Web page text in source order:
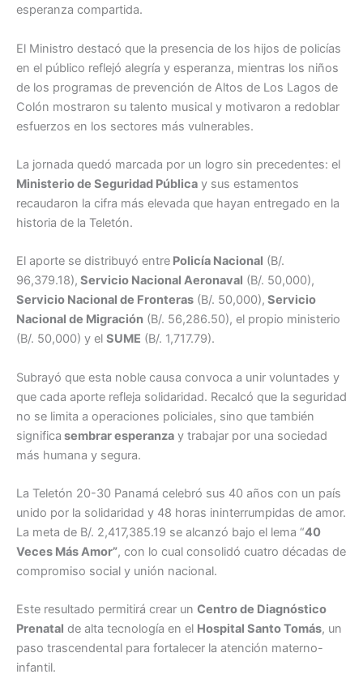
esperanza compartida.
El Ministro destacó que la presencia de los hijos de policías
en el público reflejó alegría y esperanza, mientras los niños
de los programas de prevención de Altos de Los Lagos de
Colón mostraron su talento musical y motivaron a redoblar
esfuerzos en los sectores más vulnerables.
La jornada quedó marcada por un logro sin precedentes: el
Ministerio de Seguridad Pública y sus estamentos
recaudaron la cifra más elevada que hayan entregado en la
historia de la Teletón.
El aporte se distribuyó entre Policía Nacional (B/.
96,379.18), Servicio Nacional Aeronaval (B/. 50,000),
Servicio Nacional de Fronteras (B/. 50,000), Servicio
Nacional de Migración (B/. 56,286.50), el propio ministerio
(B/. 50,000) y el SUME (B/. 1,717.79).
Subrayó que esta noble causa convoca a unir voluntades y
que cada aporte refleja solidaridad. Recalcó que la seguridad
no se limita a operaciones policiales, sino que también
significa sembrar esperanza y trabajar por una sociedad
más humana y segura.
La Teletón 20-30 Panamá celebró sus 40 años con un país
unido por la solidaridad y 48 horas ininterrumpidas de amor.
La meta de B/. 2,417,385.19 se alcanzó bajo el lema “40
Veces Más Amor”, con lo cual consolidó cuatro décadas de
compromiso social y unión nacional.
Este resultado permitirá crear un Centro de Diagnóstico
Prenatal de alta tecnología en el Hospital Santo Tomás, un
paso trascendental para fortalecer la atención materno-
infantil.